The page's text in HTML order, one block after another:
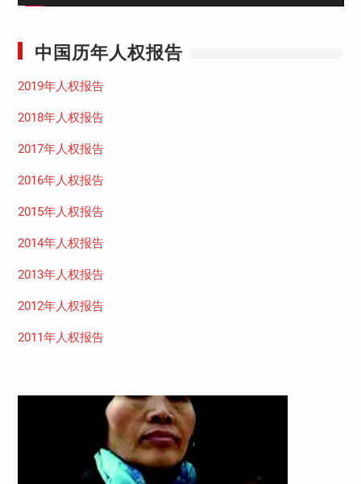
中国历年人权报告
2019年人权报告
2018年人权报告
2017年人权报告
2016年人权报告
2015年人权报告
2014年人权报告
2013年人权报告
2012年人权报告
2011年人权报告